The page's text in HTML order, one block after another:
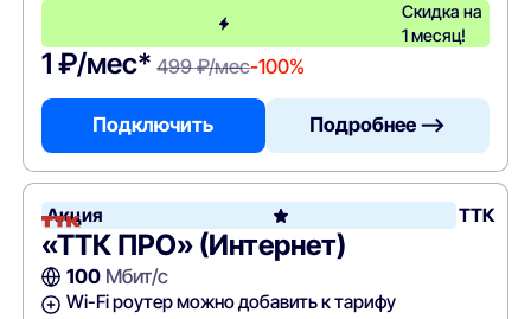
Скидка на
1 месяц!
1 ₽/мес* 499 ₽/мес-100%
Подключить Подробнее —>
Акция ТТК
«ТТК ПРО» (Интернет)
100Мбит/с
Wi-Fi роутер можно добавить к тарифу